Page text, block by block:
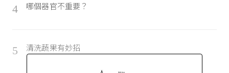
4 哪個器官不重要？
5 清洗蔬果有妙招